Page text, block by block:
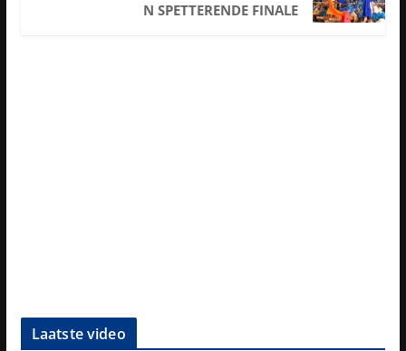
N SPETTERENDE FINALE
Laatste video